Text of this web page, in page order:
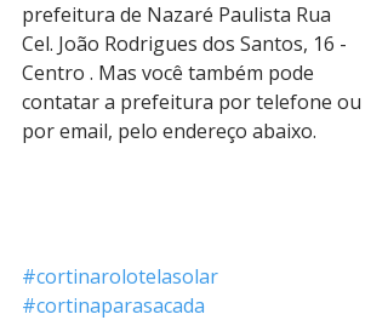
prefeitura de Nazaré Paulista Rua
Cel. João Rodrigues dos Santos, 16 -
Centro . Mas você também pode
contatar a prefeitura por telefone ou
por email, pelo endereço abaixo.
#cortinarolotelasolar
#cortinaparasacada